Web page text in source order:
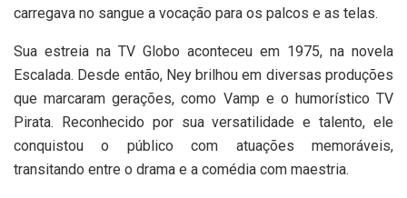
carregava no sangue a vocação para os palcos e as telas.
Sua estreia na TV Globo aconteceu em 1975, na novela
Escalada. Desde então, Ney brilhou em diversas produções
que marcaram gerações, como Vamp e o humorístico TV
Pirata. Reconhecido por sua versatilidade e talento, ele
conquistou o público com atuações memoráveis,
transitando entre o drama e a comédia com maestria.